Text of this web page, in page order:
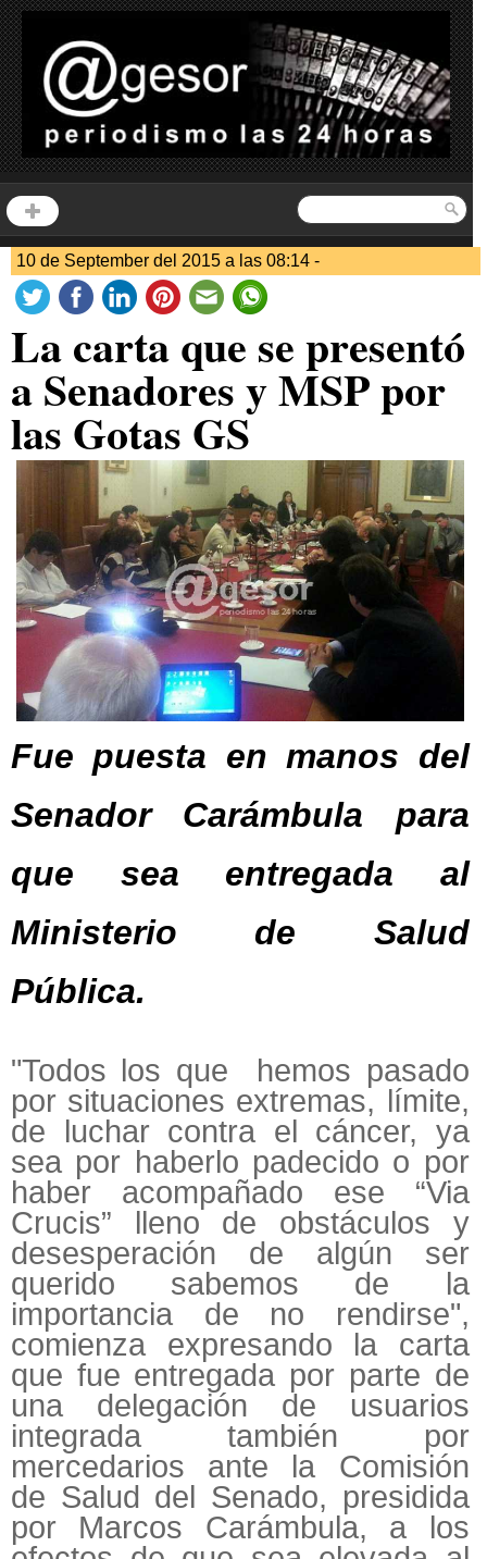
10 de September del 2015 a las 08:14 -
La carta que se presentó
a Senadores y MSP por
las Gotas GS
Fue puesta en manos del
Senador Carámbula para
que sea entregada al
Ministerio de Salud
Pública.
"Todos los que hemos pasado
por situaciones extremas, límite,
de luchar contra el cáncer, ya
sea por haberlo padecido o por
haber acompañado ese “Via
Crucis” lleno de obstáculos y
desesperación de algún ser
querido sabemos de la
importancia de no rendirse",
comienza expresando la carta
que fue entregada por parte de
una delegación de usuarios
integrada también por
mercedarios ante la Comisión
de Salud del Senado, presidida
por Marcos Carámbula, a los